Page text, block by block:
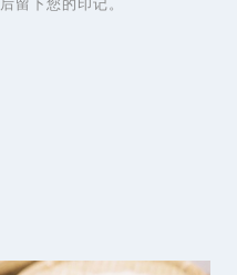
后留下您的印记。